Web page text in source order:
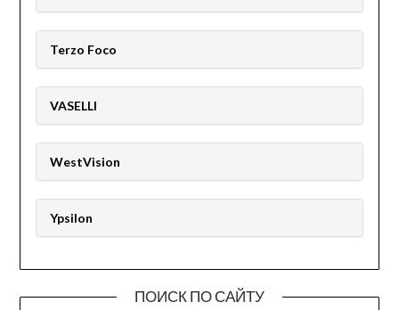
Terzo Foco
VASELLI
WestVision
Ypsilon
ПОИСК ПО САЙТУ